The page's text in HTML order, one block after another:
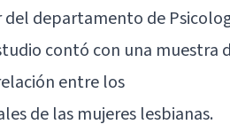
del departamento de
contó con una muestra
entre los
de las mujeres lesbianas.